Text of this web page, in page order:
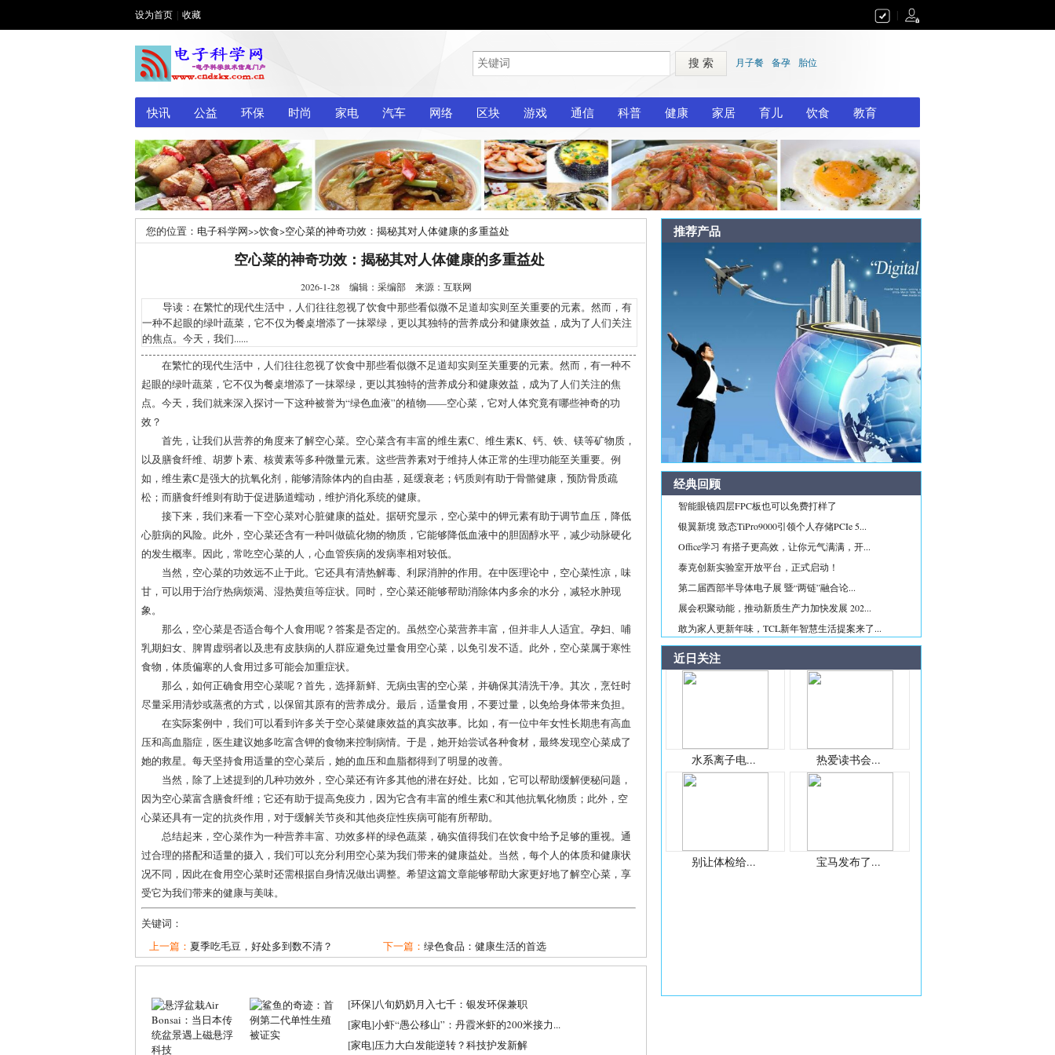
设为首页 收藏
搜 索 月子餐 备孕 胎位
快讯 公益 环保 时尚 家电 汽车 网络 区块 游戏 通信 科普 健康 家居 育儿 饮食 教育
您的位置： 电子科学网>>饮食>空心菜的神奇功效：揭秘其对人体健康的多重益处
空心菜的神奇功效：揭秘其对人体健康的多重益处
2026-1-28 编辑：采编部 来源：互联网
导读：在繁忙的现代生活中，人们往往忽视了饮食中那些看似微不足道却实则至关重要的元素。然而，有
一种不起眼的绿叶蔬菜，它不仅为餐桌增添了一抹翠绿，更以其独特的营养成分和健康效益，成为了人们关注
的焦点。今天，我们......
在繁忙的现代生活中，人们往往忽视了饮食中那些看似微不足道却实则至关重要的元素。然而，有一种不
起眼的绿叶蔬菜，它不仅为餐桌增添了一抹翠绿，更以其独特的营养成分和健康效益，成为了人们关注的焦
点。今天，我们就来深入探讨一下这种被誉为“绿色血液”的植物——空心菜，它对人体究竟有哪些神奇的功
效？
首先，让我们从营养的角度来了解空心菜。空心菜含有丰富的维生素C、维生素K、钙、铁、镁等矿物质，
以及膳食纤维、胡萝卜素、核黄素等多种微量元素。这些营养素对于维持人体正常的生理功能至关重要。例
如，维生素C是强大的抗氧化剂，能够清除体内的自由基，延缓衰老；钙质则有助于骨骼健康，预防骨质疏
松；而膳食纤维则有助于促进肠道蠕动，维护消化系统的健康。
接下来，我们来看一下空心菜对心脏健康的益处。据研究显示，空心菜中的钾元素有助于调节血压，降低
心脏病的风险。此外，空心菜还含有一种叫做硫化物的物质，它能够降低血液中的胆固醇水平，减少动脉硬化
的发生概率。因此，常吃空心菜的人，心血管疾病的发病率相对较低。
当然，空心菜的功效远不止于此。它还具有清热解毒、利尿消肿的作用。在中医理论中，空心菜性凉，味
甘，可以用于治疗热病烦渴、湿热黄疸等症状。同时，空心菜还能够帮助消除体内多余的水分，减轻水肿现
象。
那么，空心菜是否适合每个人食用呢？答案是否定的。虽然空心菜营养丰富，但并非人人适宜。孕妇、哺
乳期妇女、脾胃虚弱者以及患有皮肤病的人群应避免过量食用空心菜，以免引发不适。此外，空心菜属于寒性
食物，体质偏寒的人食用过多可能会加重症状。
那么，如何正确食用空心菜呢？首先，选择新鲜、无病虫害的空心菜，并确保其清洗干净。其次，烹饪时
尽量采用清炒或蒸煮的方式，以保留其原有的营养成分。最后，适量食用，不要过量，以免给身体带来负担。
在实际案例中，我们可以看到许多关于空心菜健康效益的真实故事。比如，有一位中年女性长期患有高血
压和高血脂症，医生建议她多吃富含钾的食物来控制病情。于是，她开始尝试各种食材，最终发现空心菜成了
她的救星。每天坚持食用适量的空心菜后，她的血压和血脂都得到了明显的改善。
当然，除了上述提到的几种功效外，空心菜还有许多其他的潜在好处。比如，它可以帮助缓解便秘问题，
因为空心菜富含膳食纤维；它还有助于提高免疫力，因为它含有丰富的维生素C和其他抗氧化物质；此外，空
心菜还具有一定的抗炎作用，对于缓解关节炎和其他炎症性疾病可能有所帮助。
总结起来，空心菜作为一种营养丰富、功效多样的绿色蔬菜，确实值得我们在饮食中给予足够的重视。通
过合理的搭配和适量的摄入，我们可以充分利用空心菜为我们带来的健康益处。当然，每个人的体质和健康状
况不同，因此在食用空心菜时还需根据自身情况做出调整。希望这篇文章能够帮助大家更好地了解空心菜，享
受它为我们带来的健康与美味。
关键词：
上一篇： 夏季吃毛豆，好处多到数不清？ 下一篇： 绿色食品：健康生活的首选
[环保]八旬奶奶月入七千：银发环保兼职
[家电]小虾“愚公移山”：丹霞米虾的200米接力...
[家电]压力大白发能逆转？科技护发新解
推荐产品
经典回顾
智能眼镜四层FPC板也可以免费打样了
银翼新境 致态TiPro9000引领个人存储PCIe 5...
Office学习 有搭子更高效，让你元气满满，开...
泰克创新实验室开放平台，正式启动！
第二届西部半导体电子展 暨“两链”融合论...
展会积聚动能，推动新质生产力加快发展 202...
敢为家人更新年味，TCL新年智慧生活提案来了...
近日关注
水系离子电... 热爱读书会...
别让体检给... 宝马发布了...